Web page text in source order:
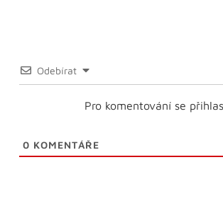
Odebírat
Pro komentování se
0 KOMENTÁŘE